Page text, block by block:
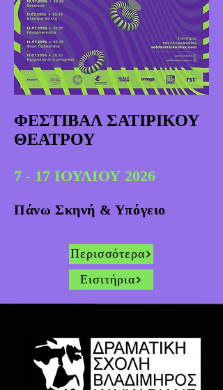
ΦΕΣΤΙΒΑΛ ΣΑΤΙΡΙΚΟΥ
ΘΕΑΤΡΟΥ
7 - 17 ΙΟΥΛΙΟΥ 2026
Πάνω Σκηνή & Υπόγειο
Περισσότερα
Εισιτήρια